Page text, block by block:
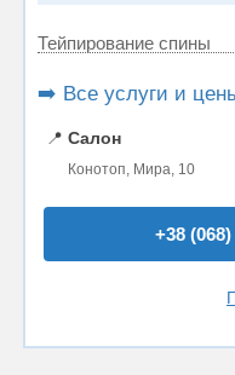
Тейпирование спины
➡️ Все услуги и
📍 Салон
Конотоп, Мира, 10
+38 (068)